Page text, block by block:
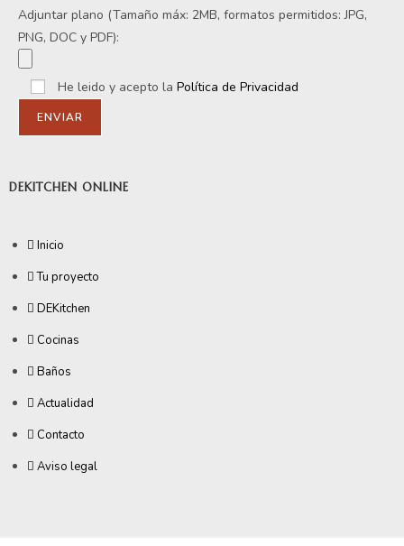
Adjuntar plano (Tamaño máx: 2MB, formatos permitidos: JPG,
PNG, DOC y PDF):
He leido y acepto la Política de Privacidad
DEKITCHEN ONLINE
Inicio
Tu proyecto
DEKitchen
Cocinas
Baños
Actualidad
Contacto
Aviso legal